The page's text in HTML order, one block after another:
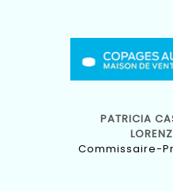
PATRICIA
Commissaire-